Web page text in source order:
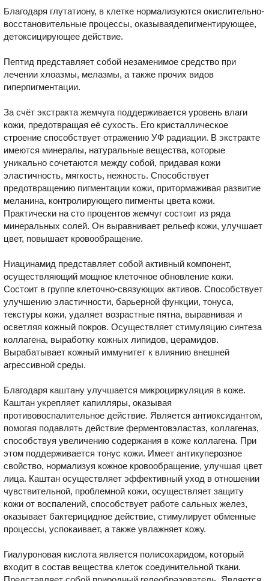
Благодаря глутатиону, в клетке нормализуются окислительно-
восстановительные процессы, оказываядепигментирующее,
детоксицирующее действие.
Пептид представляет собой незаменимое средство при
лечении хлоазмы, мелазмы, а также прочих видов
гиперпигментации.
За счёт экстракта жемчуга поддерживается уровень влаги
кожи, предотвращая её сухость. Его кристаллическое
строение способствует отражению УФ радиации. В экстракте
имеются минералы, натуральные вещества, которые
уникально сочетаются между собой, придавая кожи
эластичность, мягкость, нежность. Способствует
предотвращению пигментации кожи, притормаживая развитие
меланина, контролирующего пигменты цвета кожи.
Практически на сто процентов жемчуг состоит из ряда
минеральных солей. Он выравнивает рельеф кожи, улучшает
цвет, повышает кровообращение.
Ниацинамид представляет собой активный компонент,
осуществляющий мощное клеточное обновление кожи.
Состоит в группе клеточно-связующих активов. Способствует
улучшению эластичности, барьерной функции, тонуса,
текстуры кожи, удаляет возрастные пятна, выравнивая и
осветляя кожный покров. Осуществляет стимуляцию синтеза
коллагена, выработку кожных липидов, церамидов.
Вырабатывает кожный иммунитет к влиянию внешней
агрессивной среды.
Благодаря каштану улучшается микроциркуляция в коже.
Каштан укрепляет капилляры, оказывая
противовоспалительное действие. Является антиоксидантом,
помогая подавлять действие ферментовэластаз, коллагеназ,
способствуя увеличению содержания в коже коллагена. При
этом поддерживается тонус кожи. Имеет антикуперозное
свойство, нормализуя кожное кровообращение, улучшая цвет
лица. Каштан осуществляет эффективный уход в отношении
чувствительной, проблемной кожи, осуществляет защиту
кожи от воспалений, способствует работе сальных желез,
оказывает бактерицидное действие, стимулирует обменные
процессы, успокаивает, а также увлажняет кожу.
Гиалуроновая кислота является полисохаридом, который
входит в состав вещества клеток соединительной ткани.